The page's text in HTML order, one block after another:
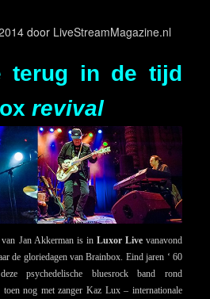
door LiveStreamMagazine.nl
terug in de tijd
revival
van Jan Akkerman is in Luxor Livevanavond
de gloriedagen van Brainbox. Eind jaren ‘ 60
psychedelische bluesrock band rond
toen nog met zanger Kaz Lux – internationale